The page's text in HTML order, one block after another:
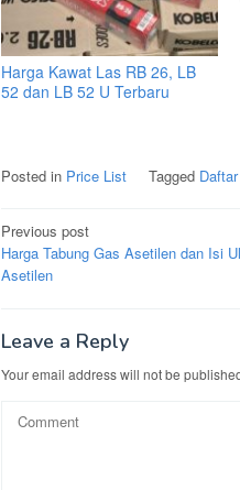
Harga Kawat Las RB 26, LB
52 dan LB 52 U Terbaru
Posted in Price List Tagged
Post
navigation
Previous post
Harga Tabung Gas Asetilen dan Isi
Asetilen
Leave a Reply
Your email address will not be